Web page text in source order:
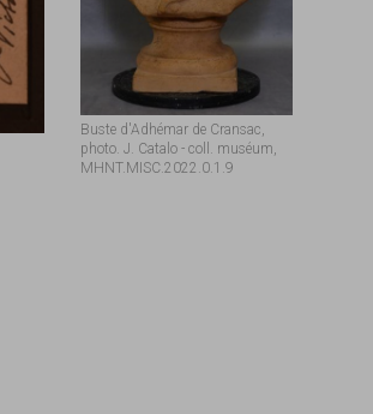
Buste d'Adhémar de Cransac,
photo. J. Catalo - coll. muséum,
MHNT.MISC.2022.0.1.9